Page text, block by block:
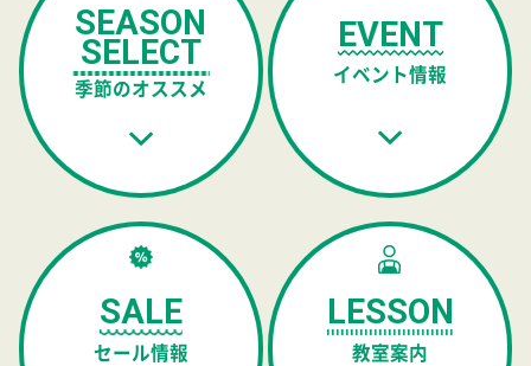
SEASON
SELECT
季節のオススメ
EVENT
イベント情報
SALE
セール情報
LESSON
教室案内